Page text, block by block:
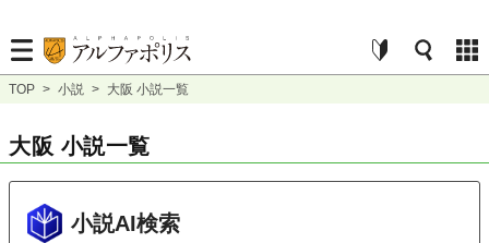
TOP > 小説 > 大阪 小説一覧
大阪 小説一覧
小説AI検索